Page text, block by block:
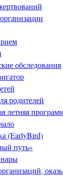
обследования
родителей
летняя
(EarlyBird)
путь»